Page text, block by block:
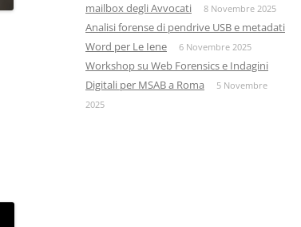
mailbox degli Avvocati
8 Novembre 2025
Analisi forense di pendrive USB e metadati
Word per Le Iene
6 Novembre 2025
Workshop su Web Forensics e Indagini
Digitali per MSAB a Roma
5 Novembre
2025